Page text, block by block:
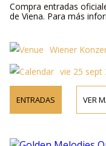
Compra entradas
de Viena. Para más
Wiener
vie 25 sept
ENTRADAS VER